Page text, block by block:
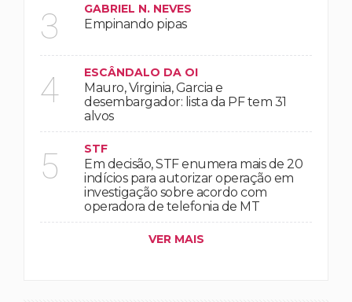
3 GABRIEL N. NEVES
Empinando pipas
4 ESCÂNDALO DA OI
Mauro, Virginia, Garcia e
desembargador: lista da PF tem 31
alvos
5 STF
Em decisão, STF enumera mais de 20
indícios para autorizar operação em
investigação sobre acordo com
operadora de telefonia de MT
VER MAIS